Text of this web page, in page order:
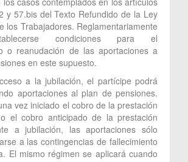
y 57.bis del Texto Refundido de la Ley
los Trabajadores. Reglamentariamente
condiciones para el
o reanudación de las aportaciones a
en este supuesto.
a la jubilación, el partícipe podrá
aportaciones al plan de pensiones.
vez iniciado el cobro de la prestación
el cobro anticipado de la prestación
a jubilación, las aportaciones sólo
a las contingencias de fallecimiento
El mismo régimen se aplicará cuando